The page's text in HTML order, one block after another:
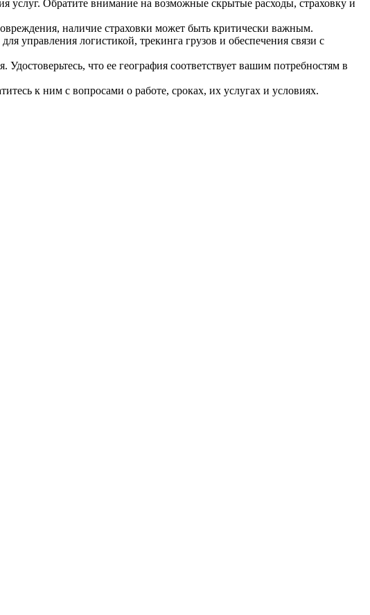
услуг. Обратите внимание на возможные скрытые расходы, страховку и
наличие страховки может быть критически важным.
управления логистикой, трекинга грузов и обеспечения связи с
что ее география соответствует вашим потребностям в
к ним с вопросами о работе, сроках, их услугах и условиях.